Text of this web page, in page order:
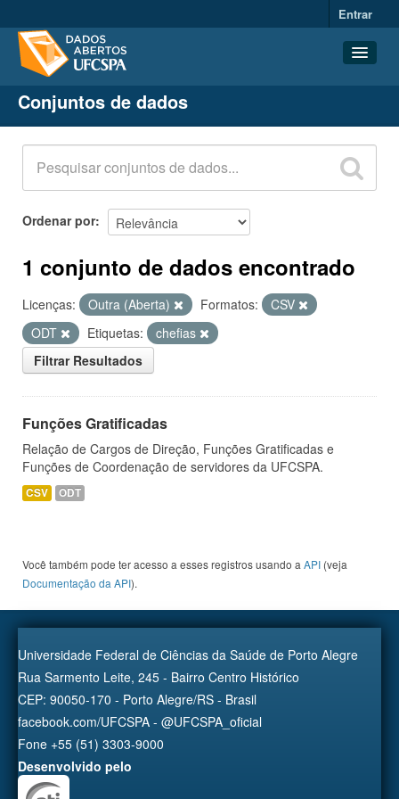
Entrar
Conjuntos de dados
Organizações
Grupos
Sobre
Conjuntos de dados
Ordenar por
1 conjunto de dados encontrado
Licenças: Outra (Aberta) Formatos:
CSV
ODT
Etiquetas:
chefias
Filtrar Resultados
Funções Gratificadas
Relação de Cargos de Direção, Funções Gratificadas e
Funções de Coordenação de servidores da UFCSPA.
CSV ODT
Você também pode ter acesso a esses registros usando a API (veja
Documentação da API).
Universidade Federal de Ciências da Saúde de Porto Alegre
Rua Sarmento Leite, 245 - Bairro Centro Histórico
CEP: 90050-170 - Porto Alegre/RS - Brasil
facebook.com/UFCSPA - @UFCSPA_oficial
Fone +55 (51) 3303-9000
Desenvolvido pelo